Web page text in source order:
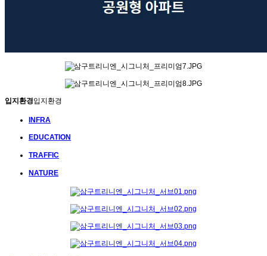
입지환경입지환경
INFRA
EDUCATION
TRAFFIC
NATURE